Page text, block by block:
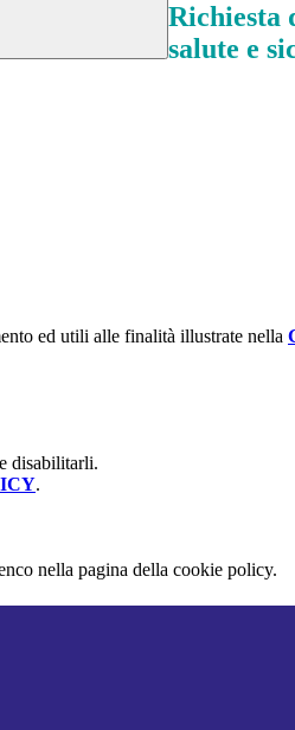
Richiesta
salute e
ed utili alle finalità illustrate nella
disabilitarli.
.
nella pagina della cookie policy.